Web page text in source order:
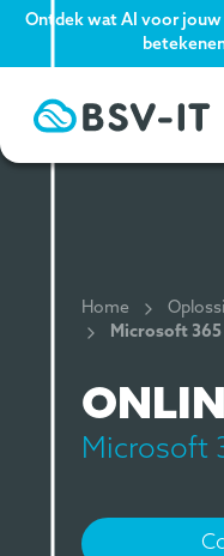
Ontdek wat AI voor jouw
Home
Microsoft 365
Microsoft